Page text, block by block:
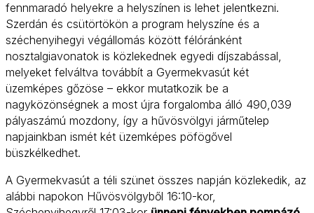
fennmaradó helyekre a helyszínen is lehet jelentkezni.
Szerdán és csütörtökön a program helyszíne és a
széchenyihegyi végállomás között félóránként
nosztalgiavonatok is közlekednek egyedi díjszabással,
melyeket felváltva továbbít a Gyermekvasút két
üzemképes gőzöse – ekkor mutatkozik be a
nagyközönségnek a most újra forgalomba álló 490,039
pályaszámú mozdony, így a hűvösvölgyi járműtelep
napjainkban ismét két üzemképes pöfögővel
büszkélkedhet.
A Gyermekvasút a téli szünet összes napján közlekedik, az
alábbi napokon Hűvösvölgyből 16:10-kor,